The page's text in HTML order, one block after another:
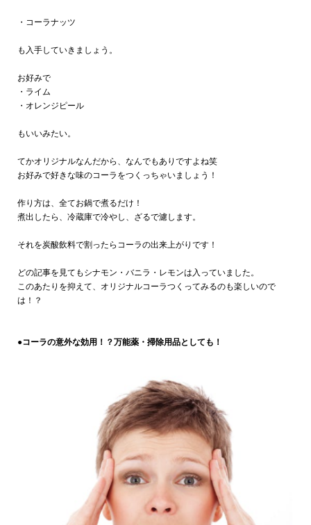
・コーラナッツ
も入手していきましょう。
お好みで
・ライム
・オレンジピール
もいいみたい。
てかオリジナルなんだから、なんでもありですよね笑
お好みで好きな味のコーラをつくっちゃいましょう！
作り方は、全てお鍋で煮るだけ！
煮出したら、冷蔵庫で冷やし、ざるで濾します。
それを炭酸飲料で割ったらコーラの出来上がりです！
どの記事を見てもシナモン・バニラ・レモンは入っていました。
このあたりを抑えて、オリジナルコーラつくってみるのも楽しいので
は！？
●コーラの意外な効用！？万能薬・掃除用品としても！